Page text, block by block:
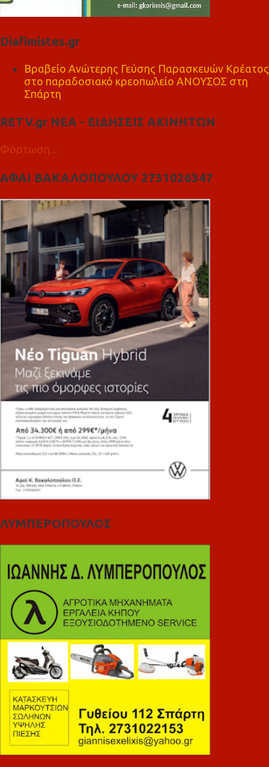
Diafimistes.gr
Βραβείο Ανώτερης Γεύσης Παρασκευών Κρέατος
στο παραδοσιακό κρεοπωλείο ΑΝΟΥΣΟΣ στη
Σπάρτη
RETV.gr ΝΕΑ - ΕΙΔΗΣΕΙΣ ΑΚΙΝΗΤΩΝ
Φόρτωση...
ΑΦΑΙ ΒΑΚΑΛΟΠΟΥΛΟΥ 2731026347
ΛΥΜΠΕΡΟΠΟΥΛΟΣ